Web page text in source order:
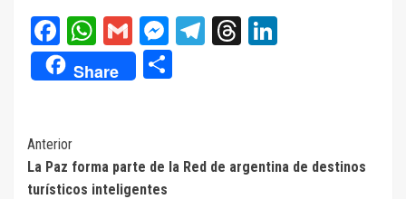
Facebook
WhatsApp
GmailMessenger
Telegram
Threads
Share
Navegación
de
Anterior
La Paz forma parte de la Red de argentina de destinos
turísticos inteligentes